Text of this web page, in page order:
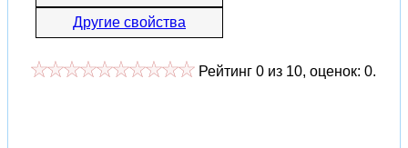
Другие свойства
Рейтинг 0 из 10, оценок: 0.